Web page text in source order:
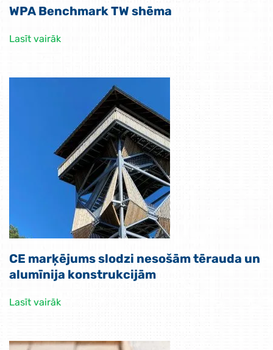
WPA Benchmark TW shēma
Lasīt vairāk
CE marķējums slodzi nesošām tērauda un
alumīnija konstrukcijām
Lasīt vairāk